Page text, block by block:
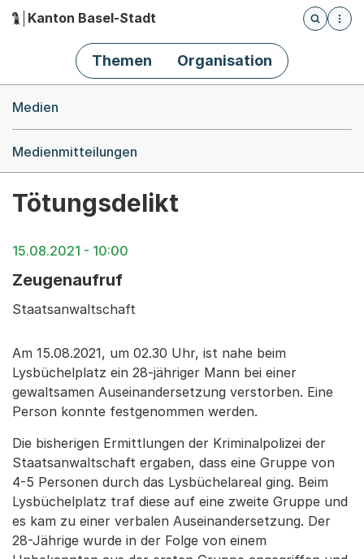
Hauptnavigation
Kanton Basel-Stadt
Öffnet
Themen Organisation
Medien
Medienmitteilungen
Tötungsdelikt
15.08.2021 - 10:00
Zeugenaufruf
Staatsanwaltschaft
Am 15.08.2021, um 02.30 Uhr, ist nahe beim
Lysbüchelplatz ein 28-jähriger Mann bei einer
gewaltsamen Auseinandersetzung verstorben. Eine
Person konnte festgenommen werden.
Die bisherigen Ermittlungen der Kriminalpolizei der
Staatsanwaltschaft ergaben, dass eine Gruppe von
4-5 Personen durch das Lysbüchelareal ging. Beim
Lysbüchelplatz traf diese auf eine zweite Gruppe und
es kam zu einer verbalen Auseinandersetzung. Der
28-Jährige wurde in der Folge von einem